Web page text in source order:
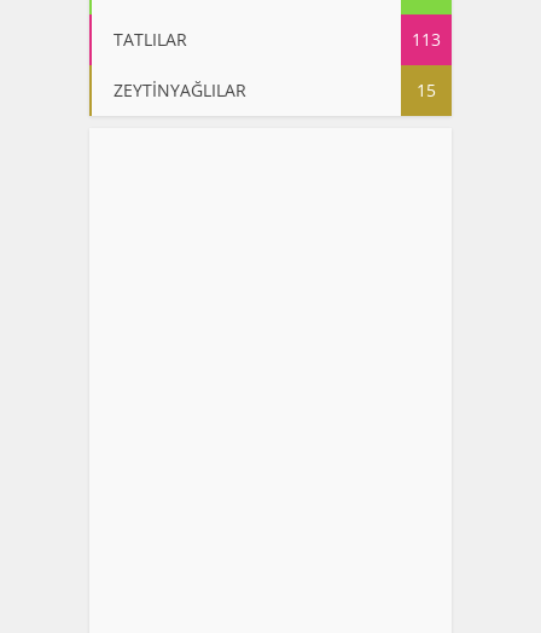
TATLILAR 113
ZEYTİNYAĞLILAR 15